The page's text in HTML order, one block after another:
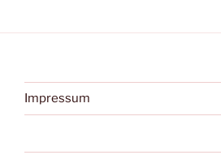
Impressum